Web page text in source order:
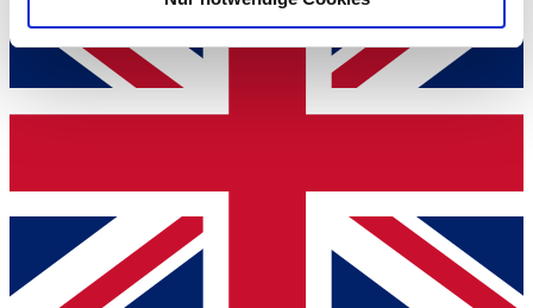
soziale Medien, Werbung und Analysen weiter. Unsere
Partner führen diese Informationen möglicherweise mit
weiteren Daten zusammen, die Sie ihnen bereitgestellt
haben oder die sie im Rahmen Ihrer Nutzung der Dienste